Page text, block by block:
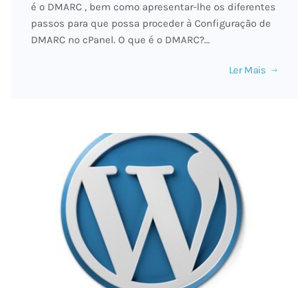
é o DMARC , bem como apresentar-lhe os diferentes
passos para que possa proceder à Configuração de
DMARC no cPanel. O que é o DMARC?…
Ler Mais